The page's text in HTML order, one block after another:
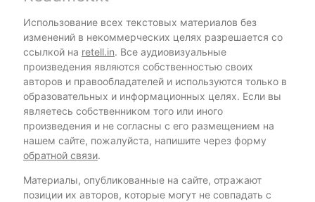
Использование всех текстовых материалов без
изменений в некоммерческих целях разрешается со
ссылкой на retell.in. Все аудиовизуальные
произведения являются собственностью своих
авторов и правообладателей и используются только в
образовательных и информационных целях. Если вы
являетесь собственником того или иного
произведения и не согласны с его размещением на
нашем сайте, пожалуйста, напишите через форму
обратной связи.
Материалы, опубликованные на сайте, отражают
позиции их авторов, которые могут не совпадать с